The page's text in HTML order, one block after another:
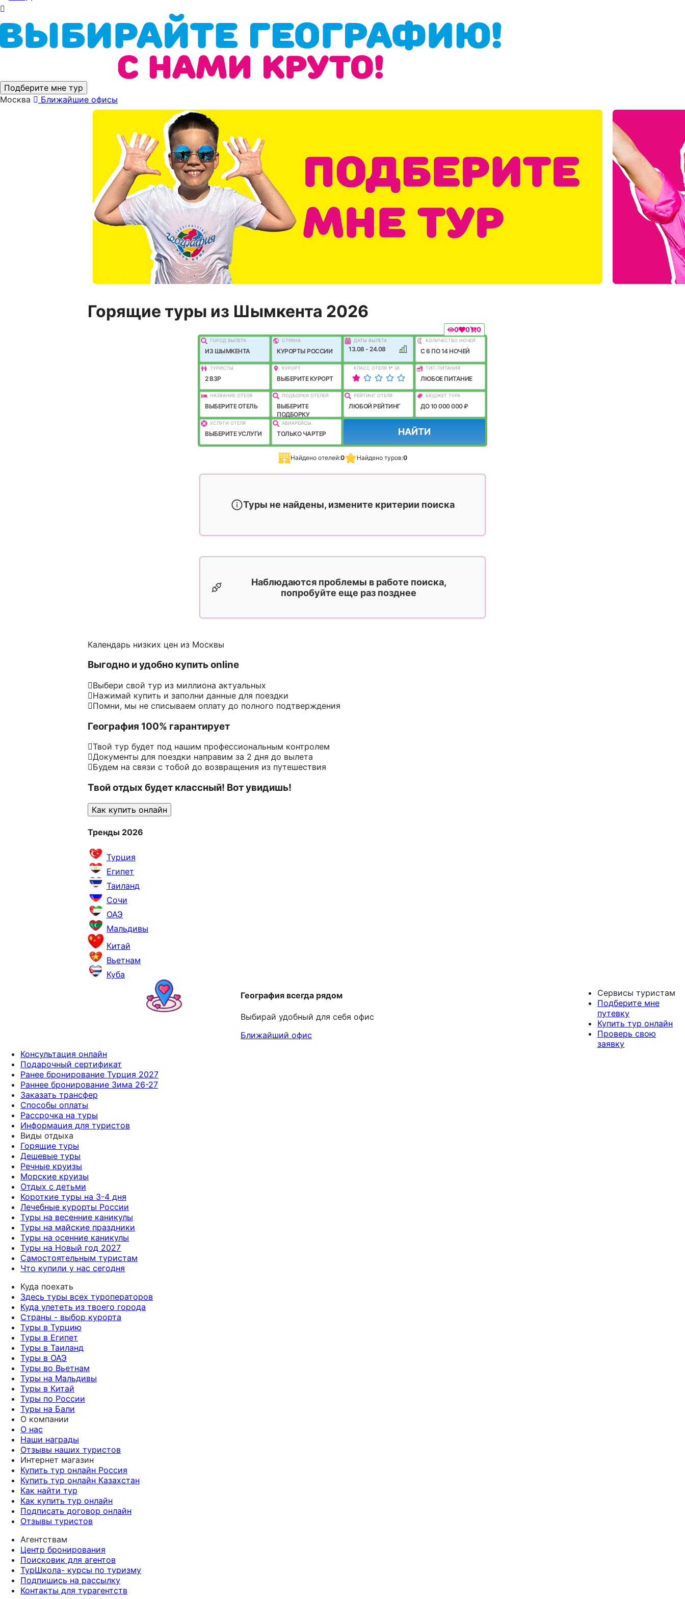
Подберите мне тур
Москва
Ближайшие офисы
Горящие туры из Шымкента 2026
0 0 0
ГОРОД ВЫЛEТА
ИЗ ШЫМКЕНТА
СТРАНА
КУРОРТЫ РОССИИ
ДАТЫ ВЫЛЕТА
13.08 - 24.08
КОЛИЧЕСТВО НОЧЕЙ
C 6 ПО 14 НОЧЕЙ
ТУРИСТЫ
2 ВЗР
КУРОРТ
ВЫБЕРИТЕ КУРОРТ
КЛАСС ОТЕЛЯ 1* (И
ЛУЧШЕ)
ТИП ПИТАНИЯ
ЛЮБОЕ ПИТАНИЕ
НАЗВАНИЕ ОТЕЛЯ
ВЫБЕРИТЕ ОТЕЛЬ
ПОДБОРКИ ОТЕЛЕЙ
ВЫБЕРИТЕ
ПОДБОРКУ
РЕЙТИНГ ОТЕЛЯ
ЛЮБОЙ РЕЙТИНГ
БЮДЖЕТ ТУРА
ДО 10 000 000 ₽
УСЛУГИ ОТЕЛЯ
ВЫБЕРИТЕ УСЛУГИ
АВИАРЕЙСЫ
ТОЛЬКО ЧАРТЕР НАЙТИ
Найдено отелей:0 Найдено туров:0
Туры не найдены, измените критерии поиска
Наблюдаются проблемы в работе поиска,
попробуйте еще раз позднее
Календарь низких цен из Москвы
Выгодно и удобно купить online
Выбери свой тур из миллиона актуальных
Нажимай купить и заполни данные для поездки
Помни, мы не списываем оплату до полного подтверждения
География 100% гарантирует
Твой тур будет под нашим профессиональным контролем
Документы для поездки направим за 2 дня до вылета
Будем на связи с тобой до возвращения из путешествия
Твой отдых будет классный! Вот увидишь!
Как купить онлайн
Тренды 2026
Турция
Египет
Таиланд
Сочи
ОАЭ
Мальдивы
Китай
Вьетнам
Куба
География всегда рядом
Выбирай удобный для себя офис
Ближайший офис
Сервисы туристам
Подберите мне
путевку
Купить тур онлайн
Проверь свою
заявку
Консультация онлайн
Подарочный сертификат
Ранее бронирование Турция 2027
Раннее бронирование Зима 26-27
Заказать трансфер
Способы оплаты
Рассрочка на туры
Информация для туристов
Виды отдыха
Горящие туры
Дешевые туры
Речные круизы
Морские круизы
Отдых с детьми
Короткие туры на 3-4 дня
Лечебные курорты России
Туры на весенние каникулы
Туры на майские праздники
Туры на осенние каникулы
Туры на Новый год 2027
Самостоятельным туристам
Что купили у нас сегодня
Куда поехать
Здесь туры всех туроператоров
Куда улететь из твоего города
Страны - выбор курорта
Туры в Турцию
Туры в Египет
Туры в Таиланд
Туры в ОАЭ
Туры во Вьетнам
Туры на Мальдивы
Туры в Китай
Туры по России
Туры на Бали
О компании
О нас
Наши награды
Отзывы наших туристов
Интернет магазин
Купить тур онлайн Россия
Купить тур онлайн Казахстан
Как найти тур
Как купить тур онлайн
Подписать договор онлайн
Отзывы туристов
Агентствам
Центр бронирования
Поисковик для агентов
ТурШкола- курсы по туризму
Подпишись на рассылку
Контакты для турагентств